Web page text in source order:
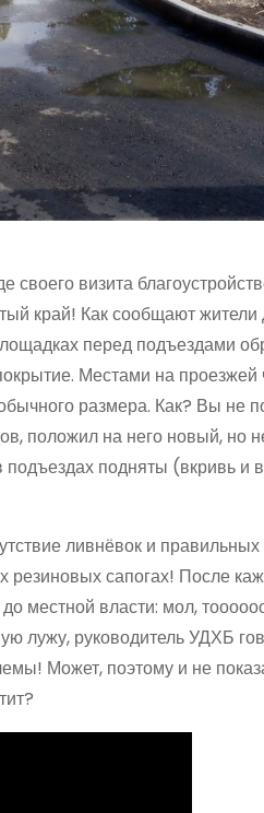
визита
край! Как сообщают
перед подъездами
Местами на
размера. Как? Вы не
положил на него новый, но
подняты (вкривь и
ливнёвок и правильных
сапогах! После
местной власти: мол,
лужу, руководитель УДХБ
Может, поэтому и не